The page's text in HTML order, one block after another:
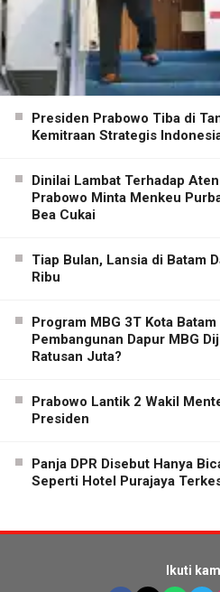
Presiden Prabowo Tiba di
Kemitraan Strategis
Dinilai Lambat Terhadap
Prabowo Minta Menkeu
Bea Cukai
Tiap Bulan, Lansia di Batam
Ribu
Program MBG 3T Kota
Pembangunan Dapur MBG
Ratusan Juta?
Prabowo Lantik 2 Wakil
Presiden
Panja DPR Disebut Hanya
Seperti Hotel Purajaya
Ikuti